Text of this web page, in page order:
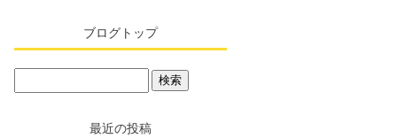
ブログトップ
最近の投稿